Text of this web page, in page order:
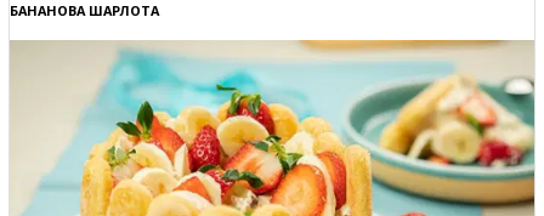
БАНАНОВА ШАРЛОТА